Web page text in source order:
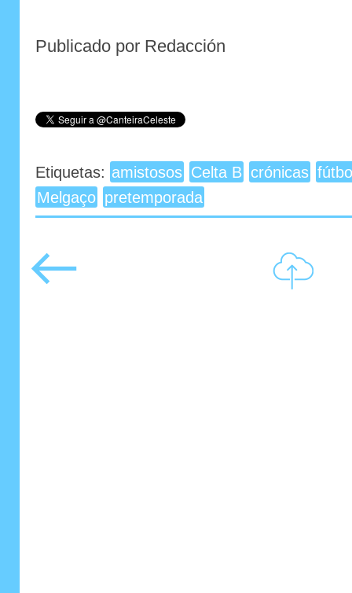
Publicado por Redacción
Etiquetas: amistosos Celta B crónicas
Melgaço pretemporada